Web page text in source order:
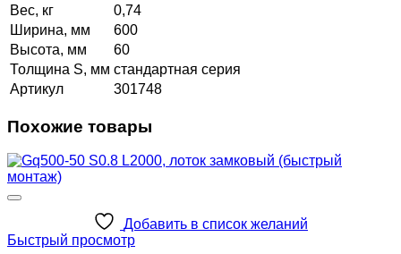
Вес, кг
0,74
Ширина, мм
600
Высота, мм
60
Толщина S, мм стандартная серия
Артикул
301748
Похожие товары
Добавить в список желаний
Быстрый просмотр